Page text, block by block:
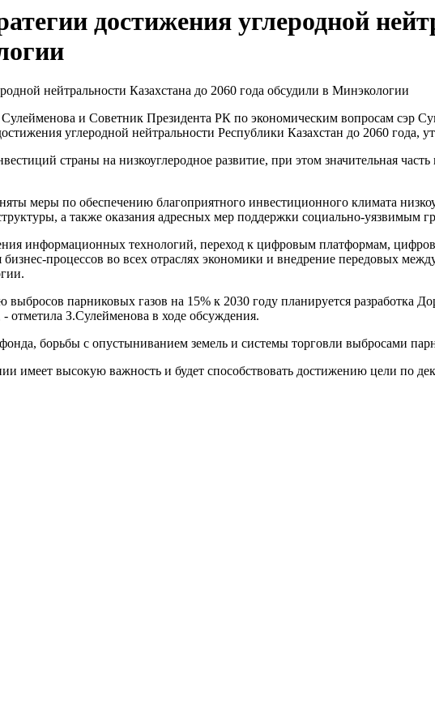
достижения углеродной
и Советник Президента РК по экономическим вопросам сэр
углеродной нейтральности Республики Казахстан до 2060 года,
страны на низкоуглеродное развитие, при этом значительная
меры по обеспечению благоприятного инвестиционного климата
а также оказания адресных мер поддержки социально-уязвимым
информационных технологий, переход к цифровым платформам,
процессов во всех отраслях экономики и внедрение передовых
парниковых газов на 15% к 2030 году планируется разработка
отметила З.Сулейменова в ходе обсуждения.
борьбы c опустыниванием земель и системы торговли выбросами
имеет высокую важность и будет способствовать достижению цели по